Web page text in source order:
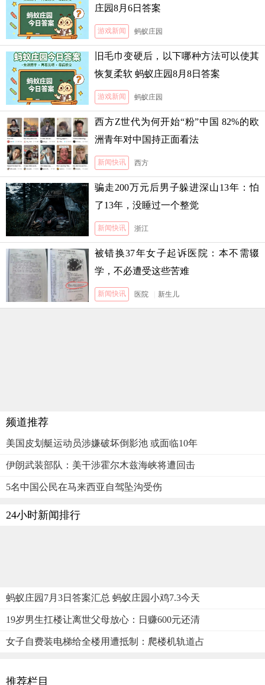
庄园8月6日答案
游戏新闻 蚂蚁庄园
旧毛巾变硬后，以下哪种方法可以使其
恢复柔软 蚂蚁庄园8月8日答案
游戏新闻 蚂蚁庄园
西方Z世代为何开始“粉”中国 82%的欧
洲青年对中国持正面看法
新闻快讯 西方
骗走200万元后男子躲进深山13年：怕
了13年，没睡过一个整觉
新闻快讯 浙江
被错换37年女子起诉医院：本不需辍
学，不必遭受这些苦难
新闻快讯 医院 新生儿
频道推荐
美国皮划艇运动员涉嫌破坏倒影池 或面临10年
伊朗武装部队：美干涉霍尔木兹海峡将遭回击
5名中国公民在马来西亚自驾坠沟受伤
24小时新闻排行
蚂蚁庄园7月3日答案汇总 蚂蚁庄园小鸡7.3今天
19岁男生扛楼让离世父母放心：日赚600元还清
女子自费装电梯给全楼用遭抵制：爬楼机轨道占
推荐栏目